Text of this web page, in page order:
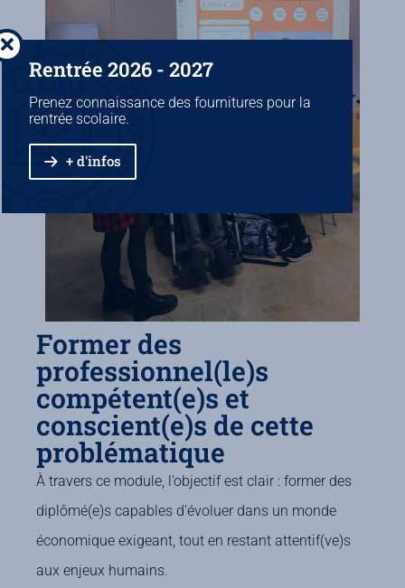
Former des
professionnel(le)s
compétent(e)s et
conscient(e)s de cette
problématique
À travers ce module, l’objectif est clair : former des
diplômé(e)s capables d’évoluer dans un monde
économique exigeant, tout en restant attentif(ve)s
aux enjeux humains.
Rentrée 2026 - 2027
Prenez connaissance des fournitures pour la
rentrée scolaire.
+ d'infos